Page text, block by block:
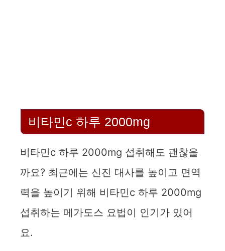
비타민c 하루 2000mg
비타민c 하루 2000mg 섭취해도 괜찮을
까요? 최근에는 신진 대사를 높이고 면역
력을 높이기 위해 비타민c 하루 2000mg
섭취하는 메가도스 요법이 인기가 있어
요.